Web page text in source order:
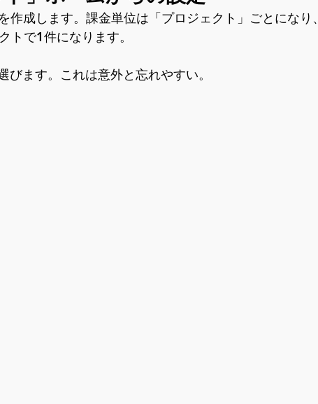
作成します。課金単位は「プロジェクト」ごとになり、
トで1件になります。
ます。これは意外と忘れやすい。